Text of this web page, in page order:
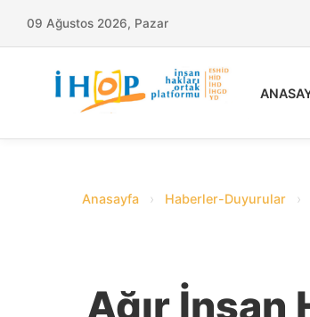
09 Ağustos 2026, Pazar
Anasayfa › Haberler-Duyurular ›
Ağır İnsan